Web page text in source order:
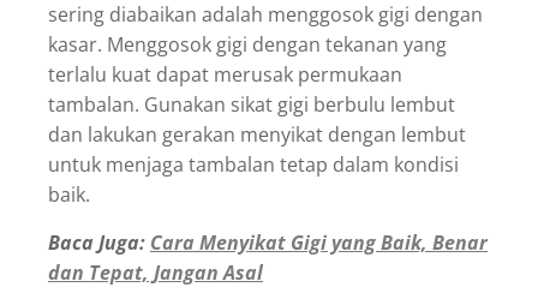
sering diabaikan adalah menggosok gigi dengan
kasar. Menggosok gigi dengan tekanan yang
terlalu kuat dapat merusak permukaan
tambalan. Gunakan sikat gigi berbulu lembut
dan lakukan gerakan menyikat dengan lembut
untuk menjaga tambalan tetap dalam kondisi
baik.
Baca Juga: Cara Menyikat Gigi yang Baik, Benar
dan Tepat, Jangan Asal